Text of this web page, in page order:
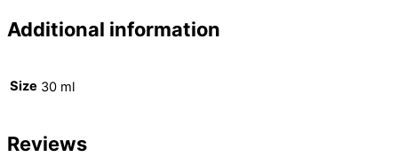
Additional information
Size 30 ml
Reviews